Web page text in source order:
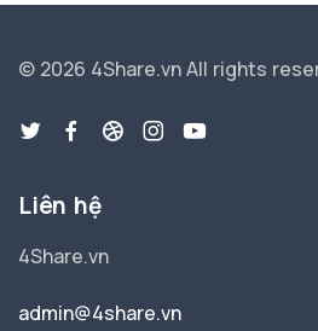
© 2026 4Share.vnAll rights
Liên hệ
4Share.vn
admin@4share.vn